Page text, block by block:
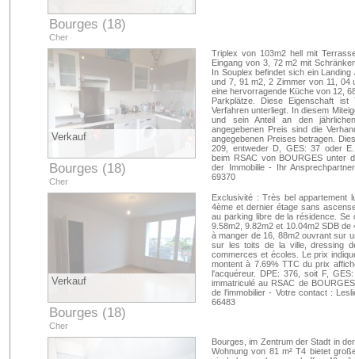
Bourges (18)
Cher
Verkauf
Bourges (18)
Cher
Triplex von 103m2 hell mit
Eingang von 3, 72 m2 mit
In Souplex befindet sich ein
und 7, 91 m2, 2 Zimmer von 11, 04
eine hervorragende Küche von 12,
Parkplätze. Diese Eigenschaft ist
Verfahren unterliegt. In diesem
und sein Anteil an den
angegebenen Preis sind die
angegebenen Preises betragen.
209, entweder D, GES: 37 oder
beim RSAC von BOURGES unter
der Immobilie - Ihr
69370
Verkauf
Bourges (18)
Cher
Exclusivité : Très bel appartement
4ème et dernier étage sans
au parking libre de la résidence.
9.58m2, 9.82m2 et 10.04m2 SDB
à manger de 16, 88m2 ouvrant sur
sur les toits de la ville, dressing
commerces et écoles. Le prix
montent à 7.69% TTC du prix
l'acquéreur. DPE: 376, soit F,
immatriculé au RSAC de
de l'immobilier - Votre contact :
66483
Bourges, im Zentrum der Stadt in
Wohnung von 81 m² T4 bietet